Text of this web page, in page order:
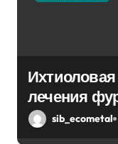
п
и
лечения
sib_ecometal